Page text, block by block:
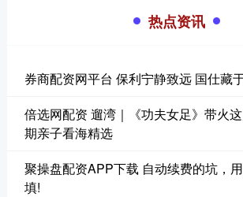
热点资讯
券商配资网平台 保利宁静致远 国仕藏
倍选网配资 遛湾｜《功夫女足》带火
期亲子看海精选
聚操盘配资APP下载 自动续费的坑，
填!